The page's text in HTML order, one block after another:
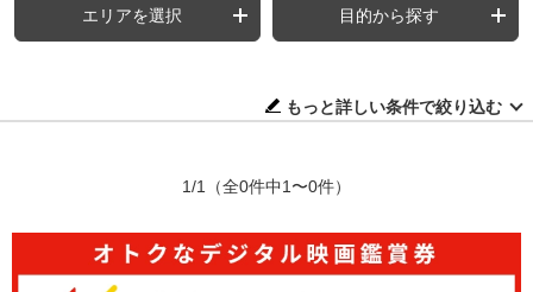
エリアを選択 目的から探す
もっと詳しい条件で絞り込む
1/1 （全0件中1〜0件）